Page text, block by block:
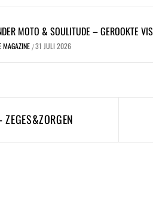
MOTO & SOULITUDE – GEROOKTE VIS
MAGAZINE /31 JULI 2026